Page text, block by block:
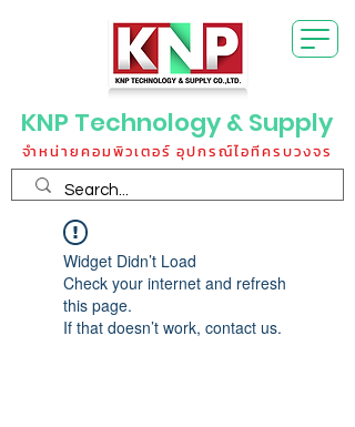
KNP Technology & Supply
จำหน่ายคอมพิวเตอร์ อุปกรณ์ไอทีครบวงจร
Widget Didn’t Load
Check your internet and refresh
this page.
If that doesn’t work, contact us.